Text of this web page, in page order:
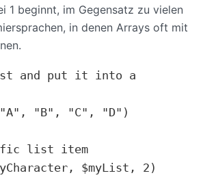
1 beginnt, im Gegensatz zu vielen
in denen Arrays oft mit
and put it into a
"B", "C", "D")
list item
$myList, 2)